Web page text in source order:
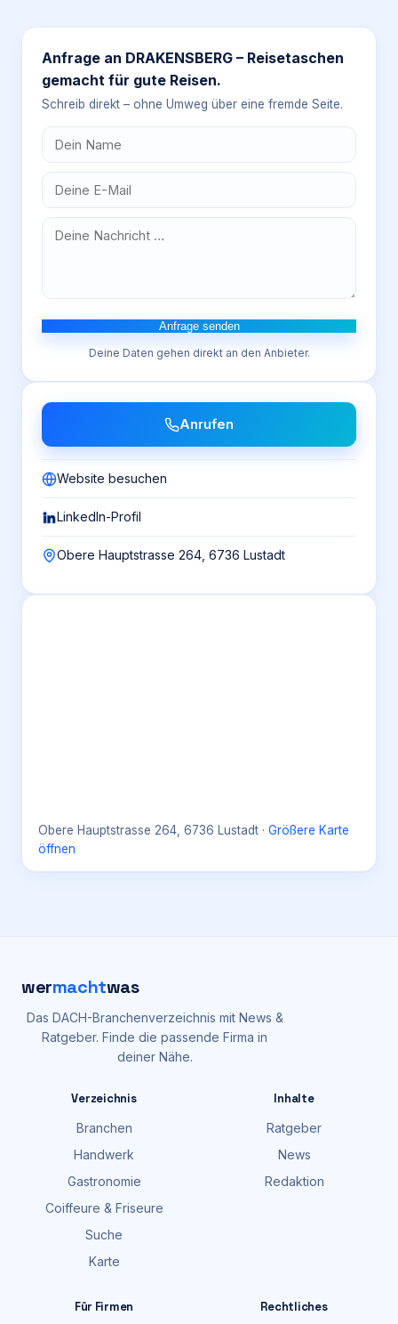
Anfrage an DRAKENSBERG – Reisetaschen
gemacht für gute Reisen.
Schreib direkt – ohne Umweg über eine fremde Seite.
Anfrage senden
Deine Daten gehen direkt an den Anbieter.
Anrufen
Website besuchen
LinkedIn-Profil
Obere Hauptstrasse 264, 6736 Lustadt
Obere Hauptstrasse 264, 6736 Lustadt · Größere Karte
öffnen
wermachtwas
Das DACH-Branchenverzeichnis mit News &
Ratgeber. Finde die passende Firma in
deiner Nähe.
Verzeichnis
Branchen
Handwerk
Gastronomie
Coiffeure & Friseure
Suche
Karte
Inhalte
Ratgeber
News
Redaktion
Für Firmen Rechtliches